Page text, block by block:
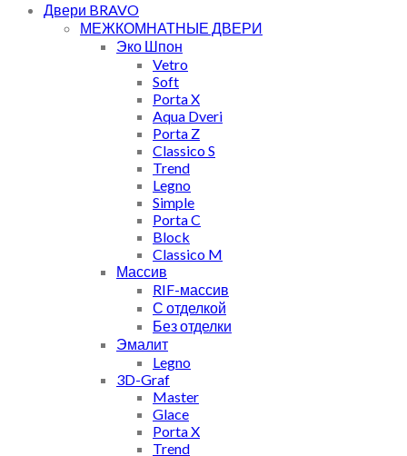
Двери BRAVO
МЕЖКОМНАТНЫЕ ДВЕРИ
Эко Шпон
Vetro
Soft
Porta X
Aqua Dveri
Porta Z
Classico S
Trend
Legno
Simple
Porta C
Block
Classico M
Массив
RIF-массив
С отделкой
Без отделки
Эмалит
Legno
3D-Graf
Master
Glace
Porta X
Trend